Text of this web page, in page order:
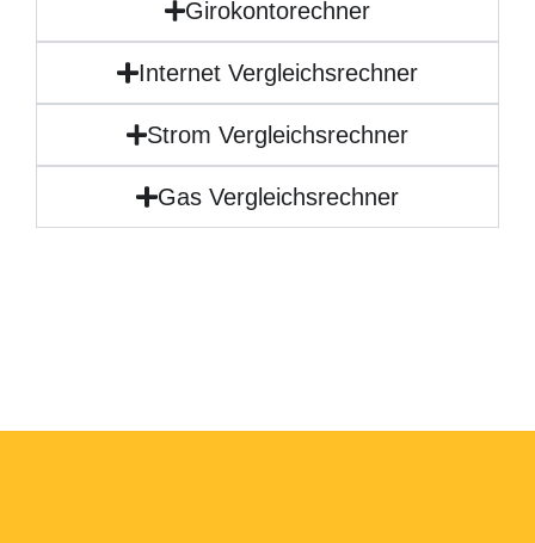
Girokontorechner
Internet Vergleichsrechner
Strom Vergleichsrechner
Gas Vergleichsrechner